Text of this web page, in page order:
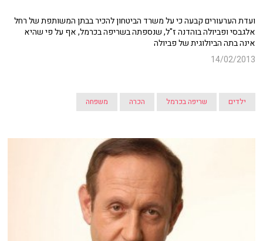
ועדת הערעורים קבעה כי על משרד הביטחון להכיר בבתן המשותפת של רחל
אלגבסי ופביולה בוהדנה ז"ל, שנספתה בשריפה בכרמל, אף על פי שהיא
אינה בתה הביולוגית של פביולה
14/02/2013
ילדים שריפה בכרמל הכרה משפחה